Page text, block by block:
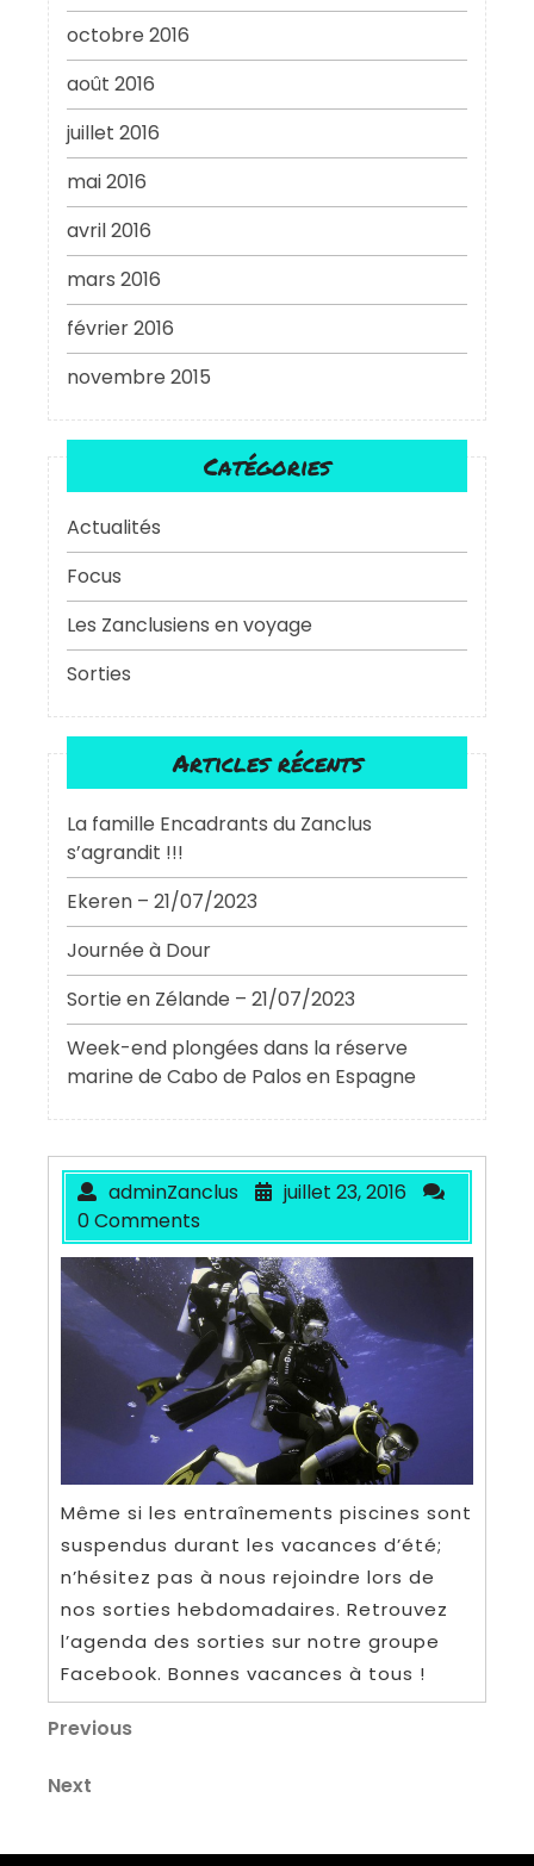
octobre 2016
août 2016
juillet 2016
mai 2016
avril 2016
mars 2016
février 2016
novembre 2015
Catégories
Actualités
Focus
Les Zanclusiens en voyage
Sorties
Articles récents
La famille Encadrants du Zanclus
s’agrandit !!!
Ekeren – 21/07/2023
Journée à Dour
Sortie en Zélande – 21/07/2023
Week-end plongées dans la réserve
marine de Cabo de Palos en Espagne
adminZanclus
juillet 23, 2016
0 Comments
Même si les entraînements piscines sont
suspendus durant les vacances d’été;
n’hésitez pas à nous rejoindre lors de
nos sorties hebdomadaires. Retrouvez
l’agenda des sorties sur notre groupe
Facebook. Bonnes vacances à tous !
Navigation
de
l’article
Previous
Previous
Next
Next